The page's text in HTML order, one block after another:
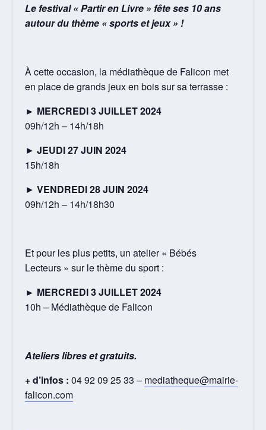
Le festival « Partir en Livre » fête ses 10 ans
autour du thème « sports et jeux » !
À cette occasion, la médiathèque de Falicon met
en place de grands jeux en bois sur sa terrasse :
► MERCREDI 3 JUILLET 2024
09h/12h – 14h/18h
► JEUDI 27 JUIN 2024
15h/18h
►VENDREDI 28 JUIN 2024
09h/12h – 14h/18h30
Et pour les plus petits, un atelier « Bébés
Lecteurs » sur le thème du sport :
► MERCREDI 3 JUILLET 2024
10h – Médiathèque de Falicon
Ateliers libres et gratuits.
+ d’infos : 04 92 09 25 33 – mediatheque@mairie-
falicon.com